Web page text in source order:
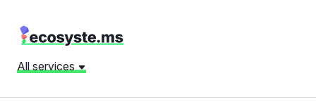
All services